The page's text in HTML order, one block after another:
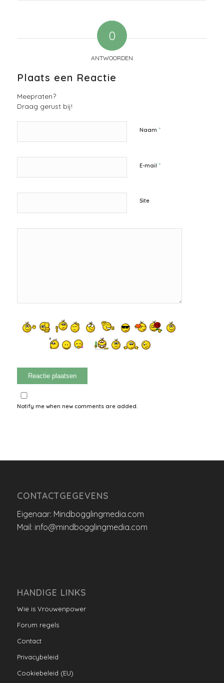
0
ANTWOORDEN
Plaats een Reactie
Meepraten?
Draag gerust bij!
Naam *
E-mail *
Site
Notify me when new comments are added.
CONTACTGEGEVENS
Eigenaar: Mindbogglingmedia.com
Mail: info@mindbogglingmedia.com
HANDIGE LINKS
Wie is Vrouwenpower
Forum regels
Contact
Privacybeleid
Cookiebeleid (EU)